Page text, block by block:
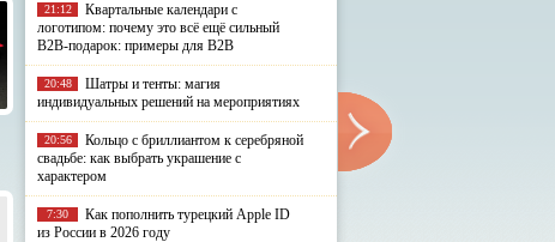
21:12
Квартальные календари с
логотипом: почему это всё ещё сильный
B2B-подарок: примеры для B2B
20:48
Шатры и тенты: магия
индивидуальных решений на мероприятиях
20:56
Кольцо с бриллиантом к серебряной
свадьбе: как выбрать украшение с
характером
7:30
Как пополнить турецкий Apple ID
из России в 2026 году